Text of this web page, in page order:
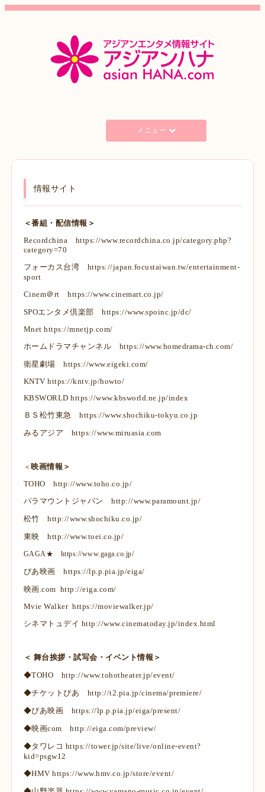
メニュー
情報サイト
＜番組・配信情報＞
Recordchina https://www.recordchina.co.jp/category.php?
category=70
フォーカス台湾 https://japan.focustaiwan.tw/entertainment-
sport
Cinem＠rthttps://www.cinemart.co.jp/
SPOエンタメ倶楽部https://www.spoinc.jp/dc/
Mnethttps://mnetjp.com/
ホームドラマチャンネル https://www.homedrama-ch.com/
衛星劇場https://www.eigeki.com/
KNTVhttps://kntv.jp/howto/
KBSWORLDhttps://www.kbsworld.ne.jp/index
ＢＳ松竹東急https://www.shochiku-tokyu.co.jp
みるアジア https://www.miruasia.com
＜ 映画情報＞
TOHOhttp://www.toho.co.jp/
パラマウントジャパンhttp://www.paramount.jp/
松竹http://www.shochiku.co.jp/
東映http://www.toei.co.jp/
GAGA★ https://www.gaga.co.jp/
ぴあ映画https://lp.p.pia.jp/eiga/
映画.com http://eiga.com/
Mvie Walkerhttps://moviewalker.jp/
シネマトュデイ http://www.cinematoday.jp/index.html
＜ 舞台挨拶・試写会・イベント情報＞
◆TOHO http://www.tohotheater.jp/event/
◆チケットぴあ http://t2.pia.jp/cinema/premiere/
◆ぴあ映画 https://lp.p.pia.jp/eiga/present/
◆映画comhttp://eiga.com/preview/
◆タワレコ https://tower.jp/site/live/online-event?
kid=psgw12
◆HMVhttps://www.hmv.co.jp/store/event/